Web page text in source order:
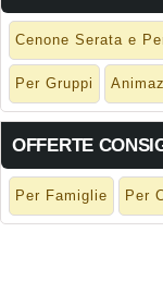
Cenone Serata e
Per Gruppi
OFFERTE
Per Famiglie Per